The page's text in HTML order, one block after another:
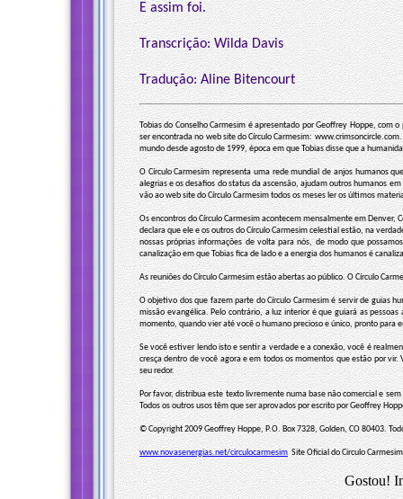
E assim foi.
Transcrição: Wilda Davis
Tradução: Aline Bitencourt
Tobias do Conselho Carmesim é apresentado por Geoffrey Hoppe, com
ser encontrada no web site do Círculo Carmesim:
mundo desde agosto de 1999, época em que Tobias disse que a
O Círculo Carmesim representa uma rede mundial de anjos humanos
alegrias e os desafios do status da ascensão, ajudam outros humanos
vão ao web site do Círculo Carmesim todos os meses ler os últimos
Os encontros do Círculo Carmesim acontecem mensalmente em Denver,
declara que ele e os outros do Círculo Carmesim celestial estão, na
nossas próprias informações de volta para nós, de modo que
canalização em que Tobias fica de lado e a energia dos humanos é
As reuniões do Círculo Carmesim estão abertas ao público. O Círculo
O objetivo dos que fazem parte do Círculo Carmesim é servir de guias
missão evangélica. Pelo contrário, a luz interior é que guiará as
momento, quando vier até você o humano precioso e único, pronto para
Se você estiver lendo isto e sentir a verdade e a conexão, você é
cresça dentro de você agora e em todos os momentos que estão por
seu redor.
Por favor, distribua este texto livremente numa base não comercial e
Todos os outros usos têm que ser aprovados por escrito por Geoffrey
© Copyright 2009 Geoffrey Hoppe, P.O. Box 7328, Golden, CO 80403.
www.novasenergias.net/circulocarmesimSite Oficial do Circulo
Gostou!